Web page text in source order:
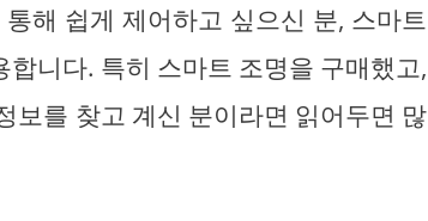
해 쉽게 제어하고 싶으신 분, 스마트
니다. 특히 스마트 조명을 구매했고,
보를 찾고 계신 분이라면 읽어두면 많